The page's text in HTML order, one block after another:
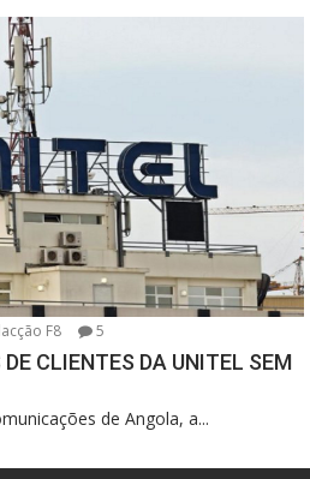
F8 5
CLIENTES DA UNITEL SEM
de Angola, a...